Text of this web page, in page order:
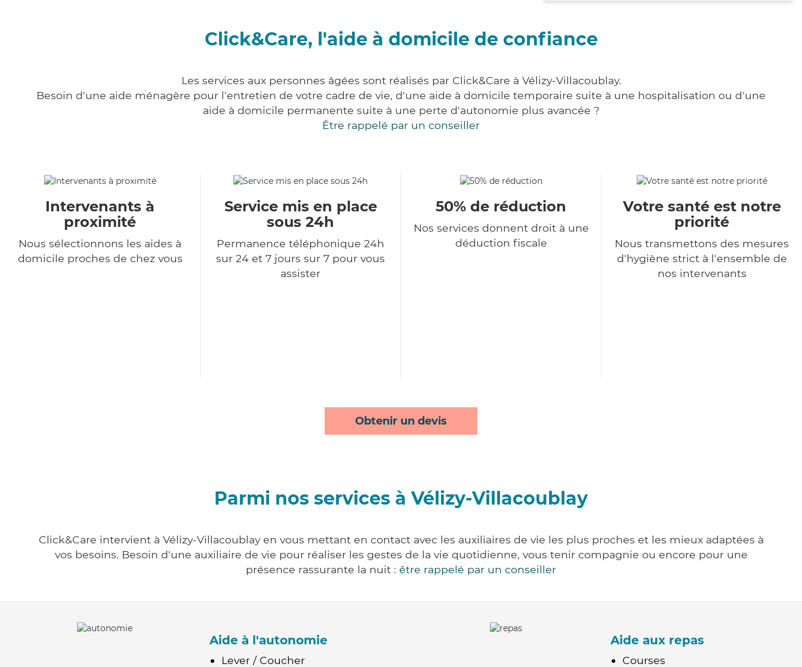
Click&Care, l'aide à domicile de confiance
Les services aux personnes âgées sont réalisés par Click&Care à Vélizy-Villacoublay.
Besoin d'une aide ménagère pour l'entretien de votre cadre de vie, d'une aide à domicile temporaire suite à une hospitalisation ou d'une
aide à domicile permanente suite à une perte d'autonomie plus avancée ?
Être rappelé par un conseiller
Intervenants à
proximité
Nous sélectionnons les aides à
domicile proches de chez vous
Service mis en place
sous 24h
Permanence téléphonique 24h
sur 24 et 7 jours sur 7 pour vous
assister
50% de réduction
Nos services donnent droit à une
déduction fiscale
Votre santé est notre
priorité
Nous transmettons des mesures
d'hygiène strict à l'ensemble de
nos intervenants
Obtenir un devis
Parmi nos services à Vélizy-Villacoublay
Click&Care intervient à Vélizy-Villacoublay en vous mettant en contact avec les auxiliaires de vie les plus proches et les mieux adaptées à
vos besoins. Besoin d'une auxiliaire de vie pour réaliser les gestes de la vie quotidienne, vous tenir compagnie ou encore pour une
présence rassurante la nuit : être rappelé par un conseiller
Aide à l'autonomie
Lever / Coucher
Aide aux repas
Courses